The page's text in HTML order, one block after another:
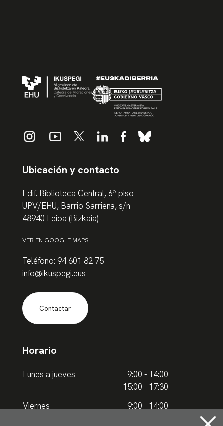
Ubicación y contacto
Edif. Biblioteca Central, 6º piso
UPV/EHU, Barrio Sarriena, s/n
48940 Leioa (Bizkaia)
VER EN GOOGLE MAPS
Teléfono: 94 601 82 75
info@ikuspegi.eus
Contactar
Horario
Lunes a jueves
9:00 - 14:00
15:00 - 17:30
Viernes
9:00 - 14:00